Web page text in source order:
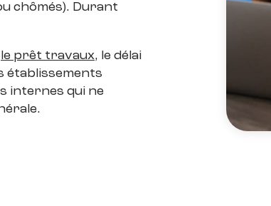
chômés). Durant
le prêt travaux, le délai
établissements
internes qui ne